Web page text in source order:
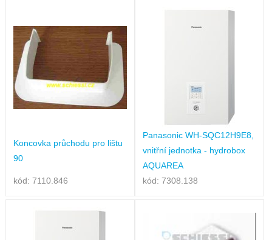
Koncovka průchodu pro lištu
90
kód: 7110.846
Panasonic WH-SQC12H9E8,
vnitřní jednotka - hydrobox
AQUAREA
kód: 7308.138